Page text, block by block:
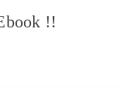
!!